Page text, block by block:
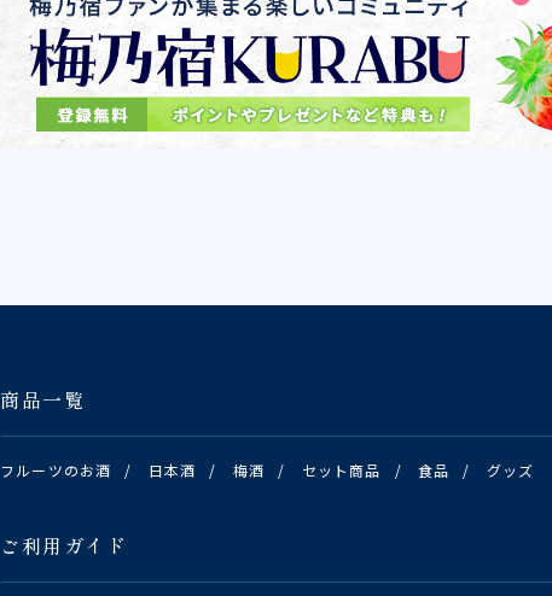
商品一覧
フルーツのお酒 / 日本酒 / 梅酒 / セット商品 / 食品 / グッズ
ご利用ガイド